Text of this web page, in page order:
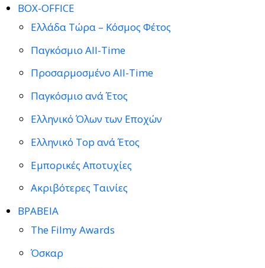
BOX-OFFICE
Ελλάδα Τώρα – Κόσμος Φέτος
Παγκόσμιο All-Time
Προσαρμοσμένο All-Time
Παγκόσμιο ανά Έτος
Ελληνικό Όλων των Εποχών
Ελληνικό Top ανά Έτος
Εμπορικές Αποτυχίες
Ακριβότερες Ταινίες
ΒΡΑΒΕΙΑ
The Filmy Awards
Όσκαρ